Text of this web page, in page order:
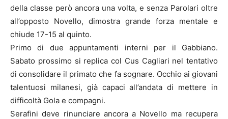
della classe però ancora una volta, e senza Parolari oltre
all’opposto Novello, dimostra grande forza mentale e
chiude 17-15 al quinto.
Primo di due appuntamenti interni per il Gabbiano.
Sabato prossimo si replica col Cus Cagliari nel tentativo
di consolidare il primato che fa sognare. Occhio ai giovani
talentuosi milanesi, già capaci all’andata di mettere in
difficoltà Gola e compagni.
Serafini deve rinunciare ancora a Novello ma recupera